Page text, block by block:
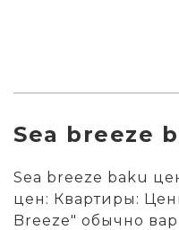
Sea breeze
Sea breeze baku
цен: Квартиры:
Breeze" обычно